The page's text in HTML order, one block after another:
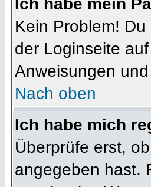
Kein Problem!
der Loginseite auf
Anweisungen
Nach oben
Ich habe mich
Überprüfe erst,
angegeben hast.